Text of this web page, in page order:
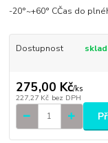
-20°~+60° CČas do
Dostupnost
275,00 Kč/ks
227,27 Kč bez DPH